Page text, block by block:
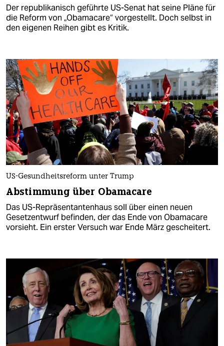
Der republikanisch geführte US-Senat hat seine Pläne für
die Reform von „Obamacare“ vorgestellt. Doch selbst in
den eigenen Reihen gibt es Kritik.
US-Gesundheitsreform unter Trump
Abstimmung über Obamacare
Das US-Repräsentantenhaus soll über einen neuen
Gesetzentwurf befinden, der das Ende von Obamacare
vorsieht. Ein erster Versuch war Ende März gescheitert.